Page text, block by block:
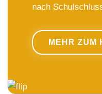
nach
MEHR ZUM